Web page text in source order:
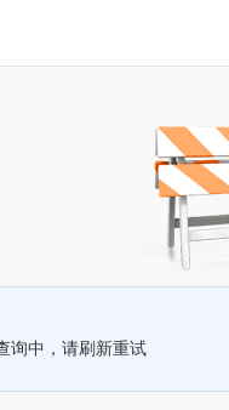
询中，请刷新重试